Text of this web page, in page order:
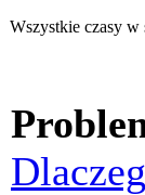
Wszystkie czasy